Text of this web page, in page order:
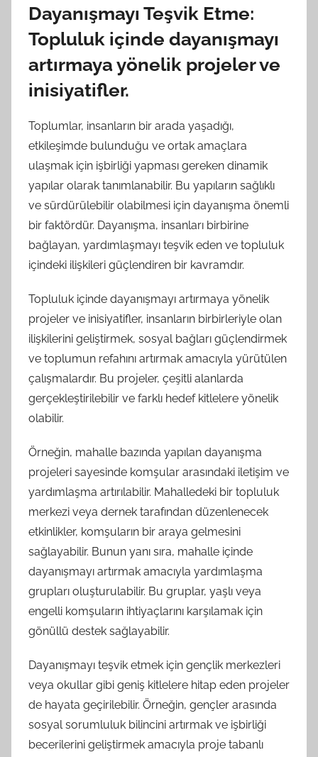
Dayanışmayı Teşvik Etme:
Topluluk içinde dayanışmayı
artırmaya yönelik projeler ve
inisiyatifler.
Toplumlar, insanların bir arada yaşadığı,
etkileşimde bulunduğu ve ortak amaçlara
ulaşmak için işbirliği yapması gereken dinamik
yapılar olarak tanımlanabilir. Bu yapıların sağlıklı
ve sürdürülebilir olabilmesi için dayanışma önemli
bir faktördür. Dayanışma, insanları birbirine
bağlayan, yardımlaşmayı teşvik eden ve topluluk
içindeki ilişkileri güçlendiren bir kavramdır.
Topluluk içinde dayanışmayı artırmaya yönelik
projeler ve inisiyatifler, insanların birbirleriyle olan
ilişkilerini geliştirmek, sosyal bağları güçlendirmek
ve toplumun refahını artırmak amacıyla yürütülen
çalışmalardır. Bu projeler, çeşitli alanlarda
gerçekleştirilebilir ve farklı hedef kitlelere yönelik
olabilir.
Örneğin, mahalle bazında yapılan dayanışma
projeleri sayesinde komşular arasındaki iletişim ve
yardımlaşma artırılabilir. Mahalledeki bir topluluk
merkezi veya dernek tarafından düzenlenecek
etkinlikler, komşuların bir araya gelmesini
sağlayabilir. Bunun yanı sıra, mahalle içinde
dayanışmayı artırmak amacıyla yardımlaşma
grupları oluşturulabilir. Bu gruplar, yaşlı veya
engelli komşuların ihtiyaçlarını karşılamak için
gönüllü destek sağlayabilir.
Dayanışmayı teşvik etmek için gençlik merkezleri
veya okullar gibi geniş kitlelere hitap eden projeler
de hayata geçirilebilir. Örneğin, gençler arasında
sosyal sorumluluk bilincini artırmak ve işbirliği
becerilerini geliştirmek amacıyla proje tabanlı